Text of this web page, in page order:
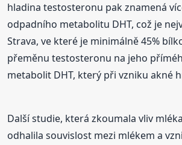
hladina testosteronu pak znamená
odpadního metabolitu DHT, což je
Strava, ve které je minimálně 45%
přeměnu testosteronu na jeho
metabolit DHT, který při vzniku akné
Další studie, která zkoumala vliv
odhalila souvislost mezi mlékem a